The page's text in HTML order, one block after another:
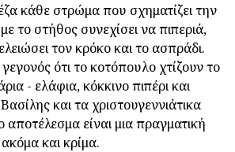
κάθε στρώμα που σχηματίζει την
το στήθος συνεχίσει να πιπεριά,
τον κρόκο και το ασπράδι.
ότι το κοτόπουλο χτίζουν το
- ελάφια, κόκκινο πιπέρι και
και τα χριστουγεννιάτικα
είναι μια πραγματική
και κρίμα.